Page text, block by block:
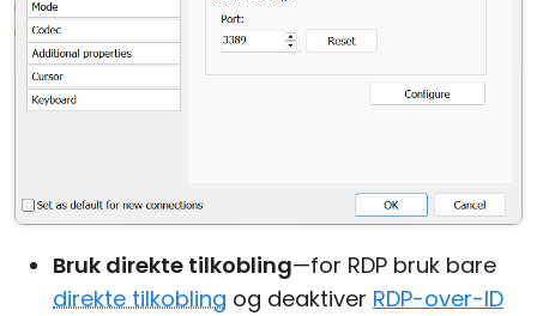
Bruk direkte tilkobling—for RDP bruk bare
direkte tilkobling og deaktiver RDP-over-ID